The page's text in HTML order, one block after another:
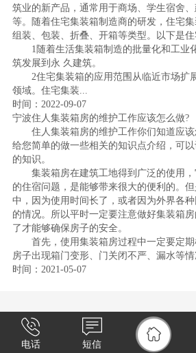
筑业的新产品，通常用于商场、学生宿舍
等。随着住宅集装箱制造商的研发，住宅集
组装、包装、折叠、开箱等类型。以下是住
1随着生活集装箱制造的批量化和工业
筑发展到永 久建筑。
2住宅集装箱的应用范围从临近市场扩
领域。住宅集装...
时间：2022-09-07
宁波住人集装箱房的维护工作应该怎么做?
住人集装箱房的维护工作你们知道应该
给您简单的做一些相关的知识点介绍，可
的知识。
集装箱房在建筑工地得到广泛的使用，
的住宿问题，是能够带来很大的便利的。
中，因为使用时间长了，或者因为外界各
的情况。所以平时一定要注意做好集装箱
了才能够确保房子的安全。
首先，使用集装箱房过程中一定要定期
房子出现箱门变形、门关闭不严、漏水等
时间：2021-05-07
电话 短信